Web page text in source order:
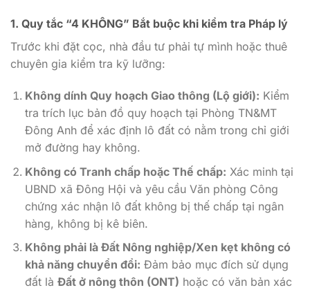
1. Quy tắc “4 KHÔNG” Bắt buộc khi kiểm tra Pháp lý
Trước khi đặt cọc, nhà đầu tư phải tự mình hoặc thuê
chuyên gia kiểm tra kỹ lưỡng:
Không dính Quy hoạch Giao thông (Lộ giới): Kiểm
tra trích lục bản đồ quy hoạch tại Phòng TN&MT
Đông Anh để xác định lô đất có nằm trong chỉ giới
mở đường hay không.
Không có Tranh chấp hoặc Thế chấp: Xác minh tại
UBND xã Đông Hội và yêu cầu Văn phòng Công
chứng xác nhận lô đất không bị thế chấp tại ngân
hàng, không bị kê biên.
Không phải là Đất Nông nghiệp/Xen kẹt không có
khả năng chuyển đổi: Đảm bảo mục đích sử dụng
đất là Đất ở nông thôn (ONT) hoặc có văn bản xác